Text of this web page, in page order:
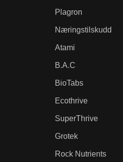
Plagron
Næringstilskudd
Atami
B.A.C
BioTabs
Ecothrive
SuperThrive
Grotek
Rock Nutrients